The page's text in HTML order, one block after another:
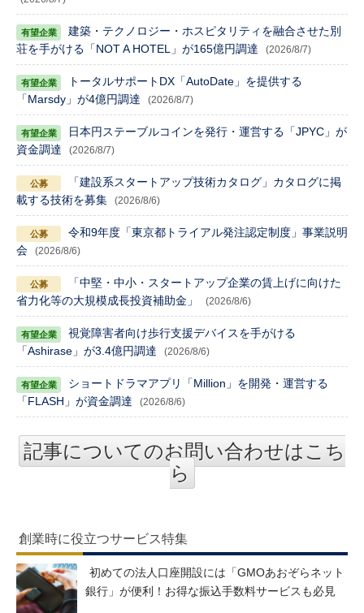
建築・テクノロジー・ホスピタリティを融合させた別
荘を手がける「NOT A HOTEL」が165億円調達
(2026/8/7)
トータルサポートDX「AutoDate」を提供する
「Marsdy」が4億円調達
(2026/8/7)
日本円ステーブルコインを発行・運営する「JPYC」が
資金調達
(2026/8/7)
「建設系スタートアップ技術カタログ」カタログに掲
載する技術を募集
(2026/8/6)
令和9年度「東京都トライアル発注認定制度」事業説明
会
(2026/8/6)
「中堅・中小・スタートアップ企業の賃上げに向けた
省力化等の大規模成長投資補助金」
(2026/8/6)
視覚障害者向け歩行支援デバイスを手がける
「Ashirase」が3.4億円調達
(2026/8/6)
ショートドラマアプリ「Million」を開発・運営する
「FLASH」が資金調達
(2026/8/6)
記事についてのお問い合わせはこち
ら
創業時に役立つサービス特集
初めての法人口座開設には「GMOあおぞらネット
銀行」が便利！お得な振込手数料サービスも必見